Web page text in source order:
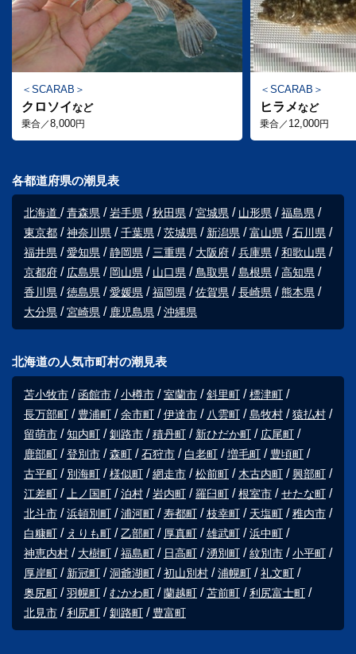
SCARAB
クロソイなど
乗合／8,000円
SCARAB
ヒラメなど
乗合／ 12,000円
各都道府県の潮見表
北海道 青森県 岩手県 秋田県 宮城県 山形県
福島県
東京都
神奈川県 千葉県 茨城県 新潟県 富山県
石川県
福井県
愛知県 静岡県 三重県 大阪府 兵庫県
和歌山県
京都府
広島県 岡山県 山口県 鳥取県 島根県
高知県
香川県
徳島県 愛媛県 福岡県 佐賀県 長崎県
熊本県
大分県
宮崎県 鹿児島県 沖縄県
北海道の人気市町村の潮見表
苫小牧市 函館市 小樽市 室蘭市 斜里町
標津町
長万部町
豊浦町 余市町 伊達市 八雲町 島牧村
猿払村
留萌市
知内町 釧路市 積丹町 新ひだか町
広尾町
鹿部町
登別市 森町 石狩市 白老町 増毛町
豊頃町
古平町
別海町 様似町 網走市 松前町 木古内町
興部町
江差町
上ノ国町 泊村 岩内町 羅臼町 根室市
せたな町
北斗市
浜頓別町 浦河町 寿都町 枝幸町 天塩町
稚内市
白糠町
えりも町 乙部町 厚真町 雄武町
浜中町
神恵内村
大樹町 福島町 日高町 湧別町 紋別市
小平町
厚岸町
新冠町 洞爺湖町 初山別村 浦幌町
礼文町
奥尻町
羽幌町 むかわ町 蘭越町 苫前町
利尻富士町
北見市
利尻町 釧路町 豊富町